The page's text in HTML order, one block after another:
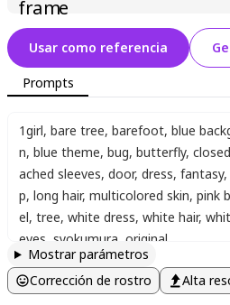
Usar como referencia
Prompts
1girl, bare tree, barefoot, blue
n, blue theme, bug, butterfly,
ached sleeves, door, dress, fantasy,
p, long hair, multicolored skin, pink
el, tree, white dress, white hair,
eves syokumura original
Mostrar parámetros
Corrección de rostro
Alta